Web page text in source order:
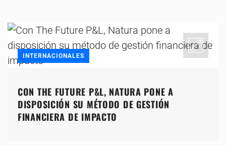
INTERNACIONALES
CON THE FUTURE P&L, NATURA PONE A
DISPOSICIÓN SU MÉTODO DE GESTIÓN
FINANCIERA DE IMPACTO